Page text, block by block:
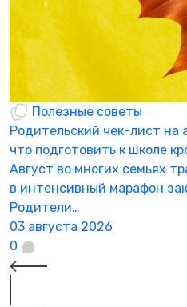
Полезные советы
Родительский чек-лист на
что подготовить к школе
Август во многих семьях
в интенсивный марафон
Родители…
03 августа 2026
0